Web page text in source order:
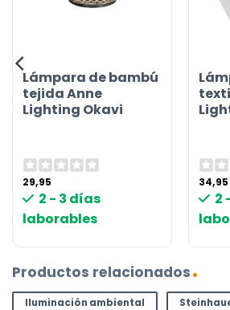
Lámpara de bambú
tejida Anne
Lighting Okavi
29,95
2 - 3 días
laborables
34,95
2
Productos relacionados
Iluminación ambiental